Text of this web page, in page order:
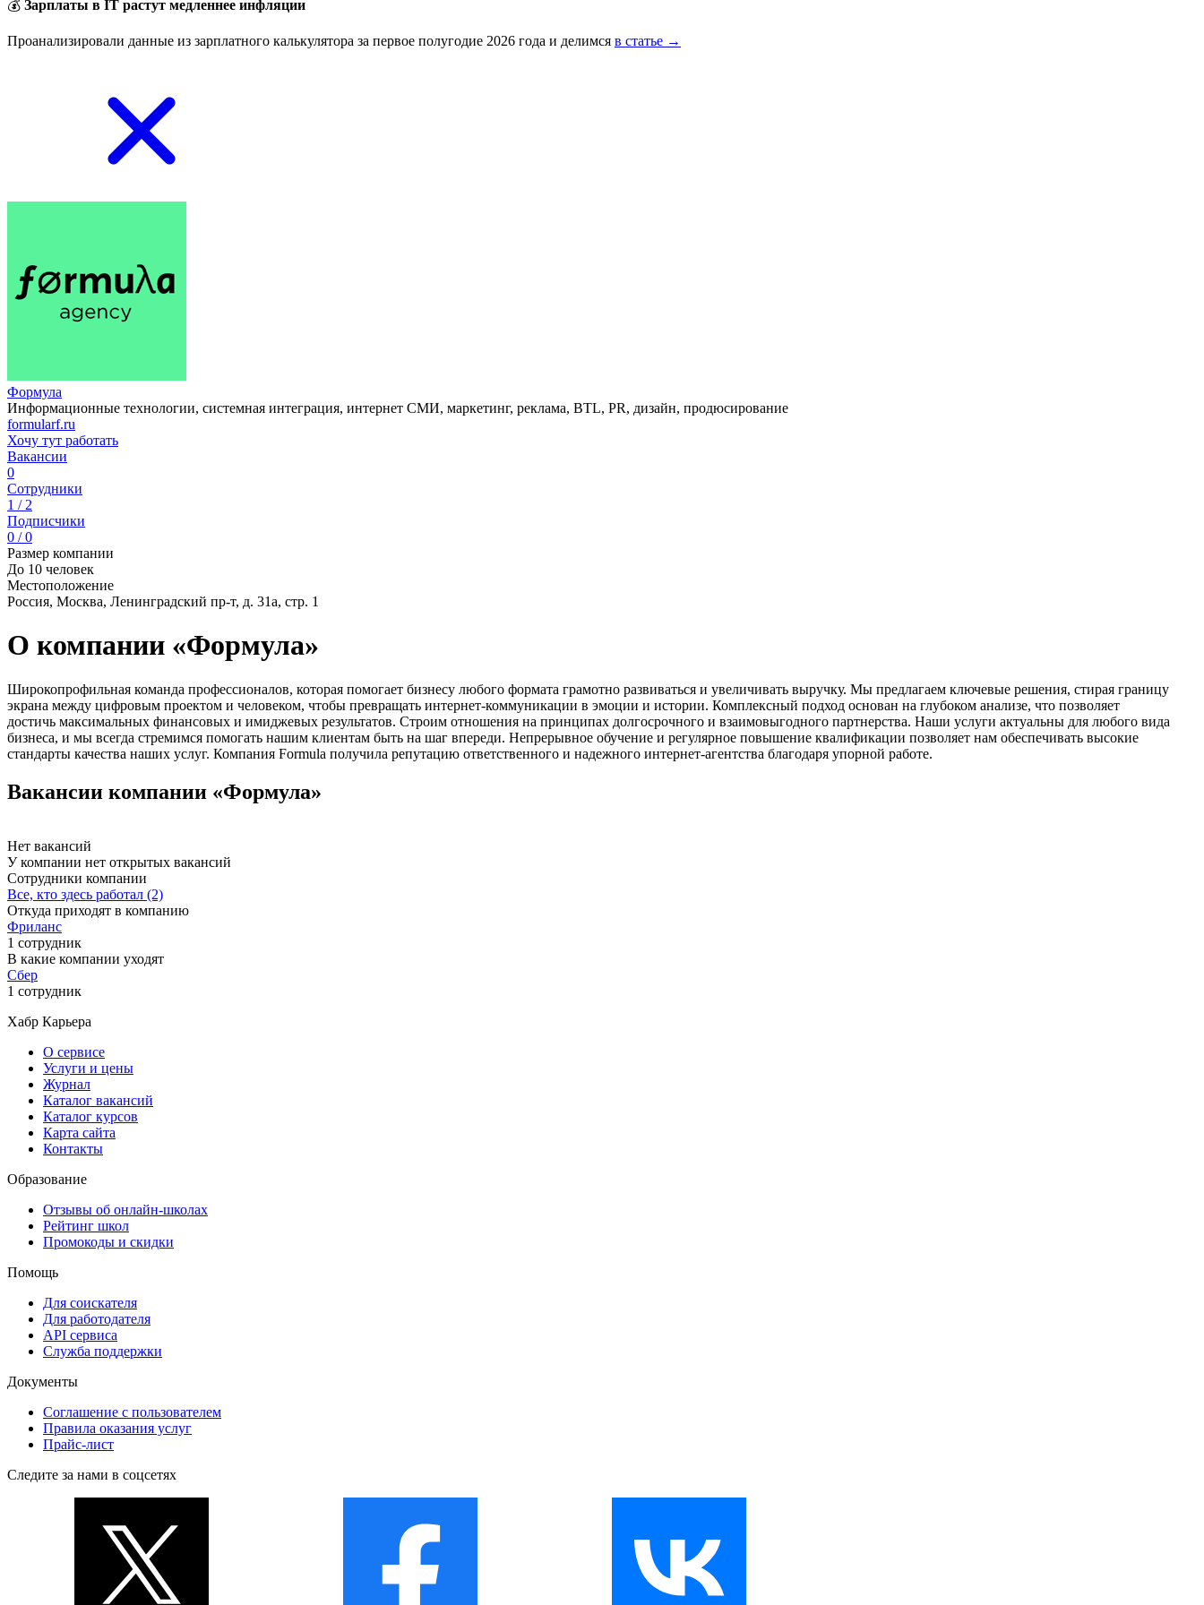
💰 Зарплаты в IT растут медленнее инфляции
Проанализировали данные из зарплатного калькулятора за первое полугодие 2026 года и делимся в статье →
Формула
Информационные технологии, системная интеграция, интернет СМИ, маркетинг, реклама, BTL, PR, дизайн, продюсирование
formularf.ru
Хочу тут работать
Вакансии
0
Сотрудники
1 / 2
Подписчики
0 / 0
Размер компании
До 10 человек
Местоположение
Россия, Москва, Ленинградский пр-т, д. 31а, стр. 1
О компании «Формула»
Широкопрофильная команда профессионалов, которая помогает бизнесу любого формата грамотно развиваться и увеличивать выручку. Мы предлагаем ключевые решения, стирая границу
экрана между цифровым проектом и человеком, чтобы превращать интернет-коммуникации в эмоции и истории. Комплексный подход основан на глубоком анализе, что позволяет
достичь максимальных финансовых и имиджевых результатов. Строим отношения на принципах долгосрочного и взаимовыгодного партнерства. Наши услуги актуальны для любого вида
бизнеса, и мы всегда стремимся помогать нашим клиентам быть на шаг впереди. Непрерывное обучение и регулярное повышение квалификации позволяет нам обеспечивать высокие
стандарты качества наших услуг. Компания Formula получила репутацию ответственного и надежного интернет-агентства благодаря упорной работе.
Вакансии компании «Формула»
Нет вакансий
У компании нет открытых вакансий
Сотрудники компании
Все, кто здесь работал (2)
Откуда приходят в компанию
Фриланс
1 сотрудник
В какие компании уходят
Сбер
1 сотрудник
Хабр Карьера
О сервисе
Услуги и цены
Журнал
Каталог вакансий
Каталог курсов
Карта сайта
Контакты
Образование
Отзывы об онлайн-школах
Рейтинг школ
Промокоды и скидки
Помощь
Для соискателя
Для работодателя
API сервиса
Служба поддержки
Документы
Соглашение с пользователем
Правила оказания услуг
Прайс-лист
Следите за нами в соцсетях